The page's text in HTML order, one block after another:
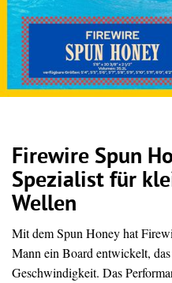
Firewire Spun
Spezialist für
Wellen
Mit dem Spun Honey hat
Mann ein Board entwickelt,
Geschwindigkeit. Das